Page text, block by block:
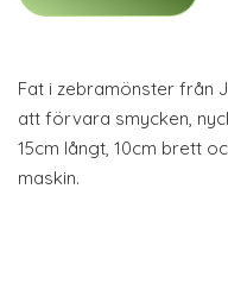
Fat i zebramönster från
att förvara smycken,
15cm långt, 10cm brett
maskin.